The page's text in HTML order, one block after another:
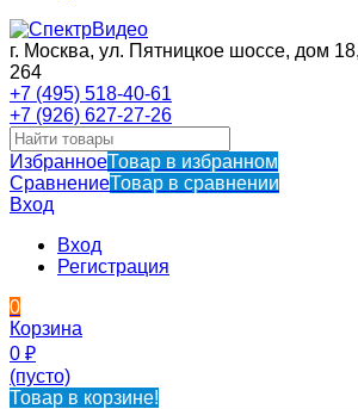
г. Москва, ул. Пятницкое шоссе, дом
264
+7 (495) 518-40-61
+7 (926) 627-27-26
ИзбранноеТовар в избранном
СравнениеТовар в сравнении
Вход
Вход
Регистрация
0
Корзина
0 ₽
(пусто)
Товар в корзине!